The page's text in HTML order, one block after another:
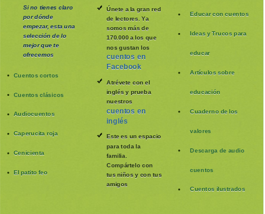
Si no tienes claro
por dónde
empezar, esta una
selección de lo
mejor que te
ofrecemos
Cuentos cortos
Cuentos clásicos
Audiocuentos
Caperucita roja
Cenicienta
El patito feo
Únete a la gran red
de lectores. Ya
somos más de
170.000 a los que
nos gustan los
cuentos en
Facebook
Atrévete con el
inglés y prueba
nuestros
cuentos en
inglés
Este es un espacio
para toda la
familia
Compártelo con
tus niños y con tus
amigos
Educar con cuentos
Ideas y Trucos para
educar
Artículos sobre
educación
Cuaderno de los
valores
Descarga de audio
cuentos
Cuentos ilustrados